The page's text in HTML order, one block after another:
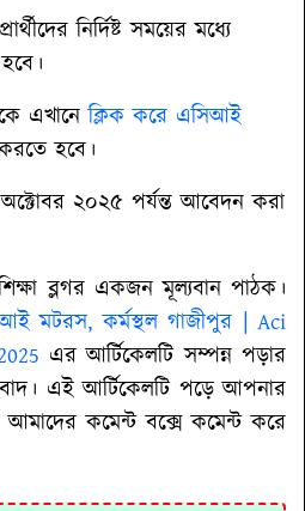
নির্দিষ্ট সময়ের মধ্যে
এখানেক্লিক করে এসিআই
হবে।
২০২৫ পর্যন্ত আবেদন করা
ব্লগর একজন মূল্যবান পাঠক।
মটরস, কর্মস্থল গাজীপুর | Aci
এর আর্টিকেলটি সম্পন্ন পড়ার
এই আর্টিকেলটি পড়ে আপনার
কমেন্ট বক্সে কমেন্ট করে